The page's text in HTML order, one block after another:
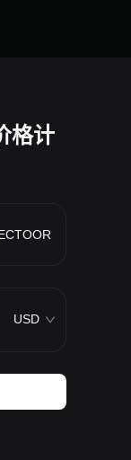
格计
USD